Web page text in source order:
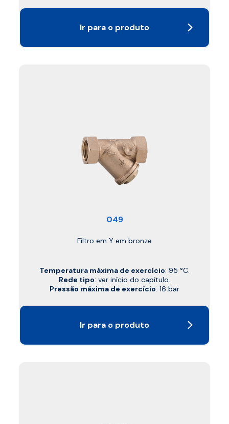
Ir para o produto
049
Filtro em Y em bronze
Temperatura máxima de exercício: 95 °C.
Rede tipo: ver início do capítulo.
Pressão máxima de exercício: 16 bar
Ir para o produto